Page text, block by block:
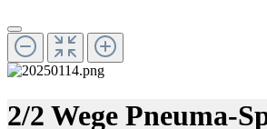
2/2 Wege Pneuma-